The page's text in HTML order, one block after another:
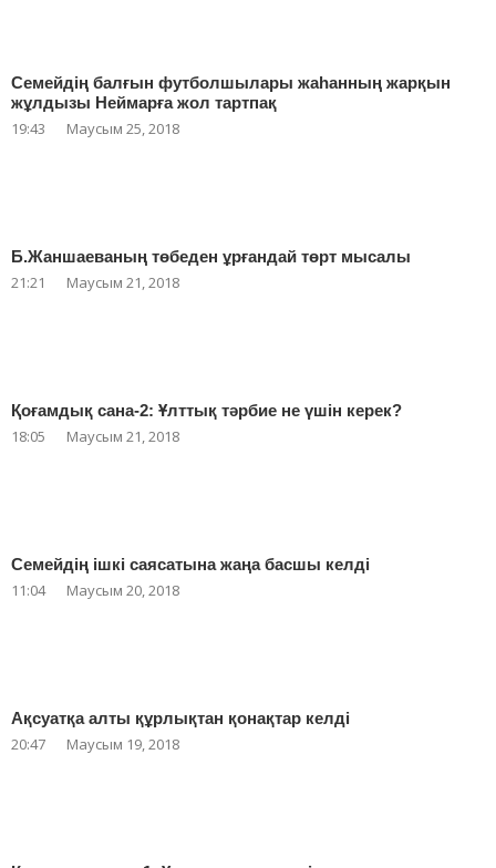
Семейдің балғын футболшылары жаһанның жарқын
жұлдызы Неймарға жол тартпақ
19:43 Маусым 25, 2018
Б.Жаншаеваның төбеден ұрғандай төрт мысалы
21:21 Маусым 21, 2018
Қоғамдық сана-2: Ұлттық тәрбие не үшін керек?
18:05 Маусым 21, 2018
Семейдің ішкі саясатына жаңа басшы келді
11:04 Маусым 20, 2018
Ақсуатқа алты құрлықтан қонақтар келді
20:47 Маусым 19, 2018